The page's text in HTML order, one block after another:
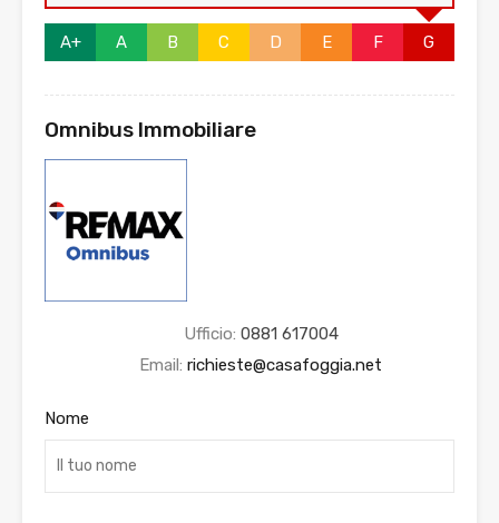
A+ A B C D E F G
Omnibus Immobiliare
Ufficio: 0881 617004
Email: richieste@casafoggia.net
Nome